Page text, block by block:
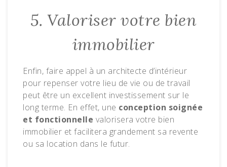
5. Valoriser votre bien
immobilier
Enfin, faire appel à un architecte d’intérieur
pour repenser votre lieu de vie ou de travail
peut être un excellent investissement sur le
long terme. En effet, une conception soignée
et fonctionnelle valorisera votre bien
immobilier et facilitera grandement sa revente
ou sa location dans le futur.